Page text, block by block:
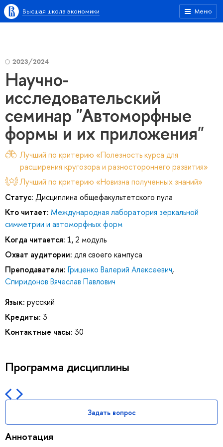
Меню
Высшая школа экономики
2023/2024
Научно-
исследовательский
семинар "Автоморфные
формы и их приложения"
Лучший по критерию «Полезность курса для
расширения кругозора и разностороннего развития»
Лучший по критерию «Новизна полученных знаний»
Статус: Дисциплина общефакультетского пула
Кто читает: Международная лаборатория зеркальной
симметрии и автоморфных форм
Когда читается: 1, 2 модуль
Охват аудитории: для своего кампуса
Преподаватели: Гриценко Валерий Алексеевич,
Спиридонов Вячеслав Павлович
Язык: русский
Кредиты: 3
Контактные часы: 30
Программа дисциплины
Задать вопрос
Аннотация